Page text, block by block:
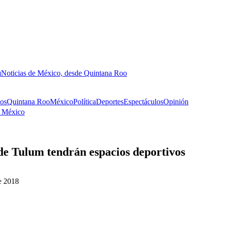
Noticias de México, desde Quintana Roo
Quintana RooMéxicoPolíticaDeportesEspectáculosOpinión
México
Tulum tendrán espacios deportivos
2018